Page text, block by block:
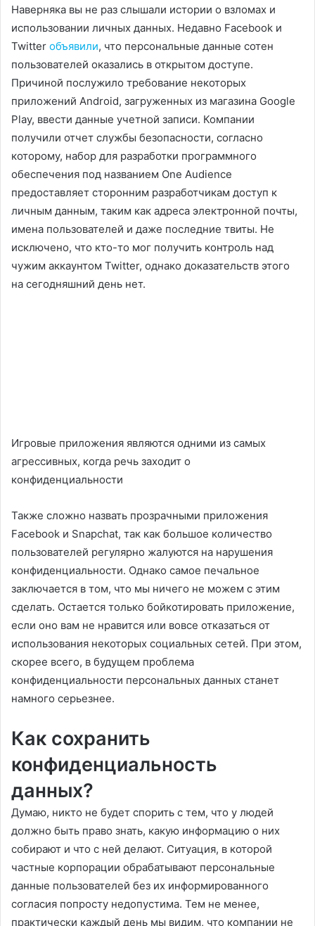
Наверняка вы не раз слышали истории о взломах и
использовании личных данных. Недавно Facebook и
Twitter объявили, что персональные данные сотен
пользователей оказались в открытом доступе.
Причиной послужило требование некоторых
приложений Android, загруженных из магазина Google
Play, ввести данные учетной записи. Компании
получили отчет службы безопасности, согласно
которому, набор для разработки программного
обеспечения под названием One Audience
предоставляет сторонним разработчикам доступ к
личным данным, таким как адреса электронной почты,
имена пользователей и даже последние твиты. Не
исключено, что кто-то мог получить контроль над
чужим аккаунтом Twitter, однако доказательств этого
на сегодняшний день нет.
Игровые приложения являются одними из самых
агрессивных, когда речь заходит о
конфиденциальности
Также сложно назвать прозрачными приложения
Facebook и Snapchat, так как большое количество
пользователей регулярно жалуются на нарушения
конфиденциальности. Однако самое печальное
заключается в том, что мы ничего не можем с этим
сделать. Остается только бойкотировать приложение,
если оно вам не нравится или вовсе отказаться от
использования некоторых социальных сетей. При этом,
скорее всего, в будущем проблема
конфиденциальности персональных данных станет
намного серьезнее.
Как сохранить
конфиденциальность
данных?
Думаю, никто не будет спорить с тем, что у людей
должно быть право знать, какую информацию о них
собирают и что с ней делают. Ситуация, в которой
частные корпорации обрабатывают персональные
данные пользователей без их информированного
согласия попросту недопустима. Тем не менее,
практически каждый день мы видим, что компании не